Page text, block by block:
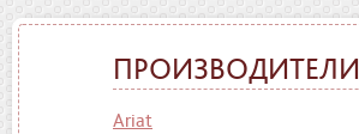
ПРОИЗВОДИТЕЛИ
Ariat